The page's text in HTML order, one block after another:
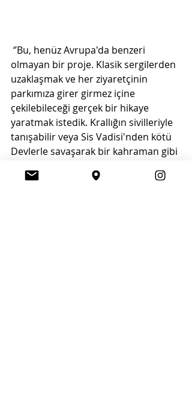
olmayan bir proje. Klasik sergilerden
uzaklaşmak ve her ziyaretçinin
parkımıza girer girmez içine
çekilebileceği gerçek bir hikaye
yaratmak istedik. Krallığın sivilleriyle
tanışabilir veya Sis Vadisi'nden kötü
Devlerle savaşarak bir kahraman gibi
kalacaksınız!”